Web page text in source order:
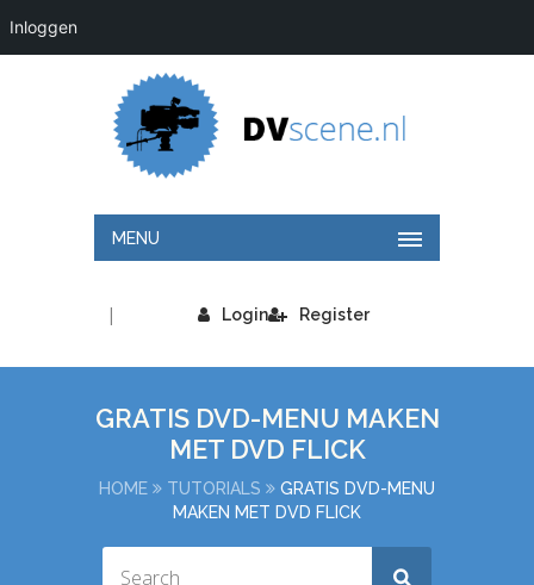
Inloggen
MENU
Login
| Register
GRATIS DVD-MENU MAKEN
MET DVD FLICK
HOME TUTORIALS
GRATIS DVD-MENU
MAKEN MET DVD FLICK